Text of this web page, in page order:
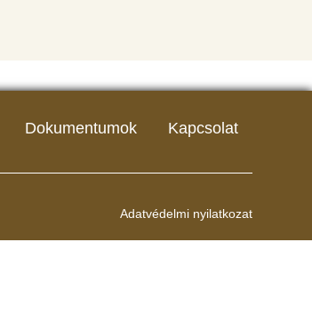
Dokumentumok Kapcsolat
Adatvédelmi nyilatkozat